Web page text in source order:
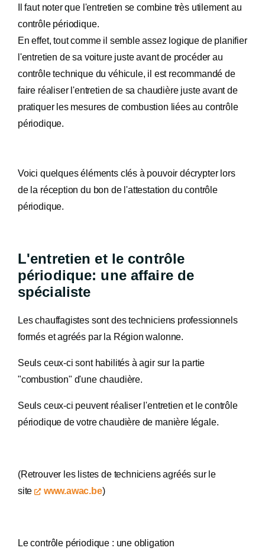
Il faut noter que l'entretien se combine très utilement au
contrôle périodique.
En effet, tout comme il semble assez logique de planifier
l'entretien de sa voiture juste avant de procéder au
contrôle technique du véhicule, il est recommandé de
faire réaliser l'entretien de sa chaudière juste avant de
pratiquer les mesures de combustion liées au contrôle
périodique.
Voici quelques éléments clés à pouvoir décrypter lors
de la réception du bon de l'attestation du contrôle
périodique.
L'entretien et le contrôle
périodique: une affaire de
spécialiste
Les chauffagistes sont des techniciens professionnels
formés et agréés par la Région walonne.
Seuls ceux-ci sont habilités à agir sur la partie
"combustion" d'une chaudière.
Seuls ceux-ci peuvent réaliser l'entretien et le contrôle
périodique de votre chaudière de manière légale.
(Retrouver les listes de techniciens agréés sur le
site
www.awac.be)
Le contrôle périodique : une obligation